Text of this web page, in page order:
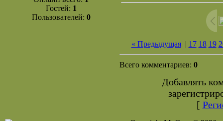
Гостей: 1
Пользователей: 0
« Предыдущая| 17 18 19
Всего комментариев: 0
Добавлять
[